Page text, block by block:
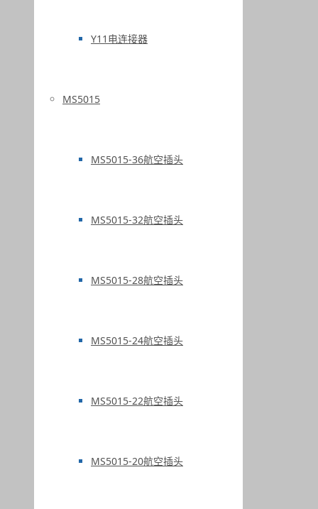
Y11电连接器
MS5015
MS5015-36航空插头
MS5015-32航空插头
MS5015-28航空插头
MS5015-24航空插头
MS5015-22航空插头
MS5015-20航空插头